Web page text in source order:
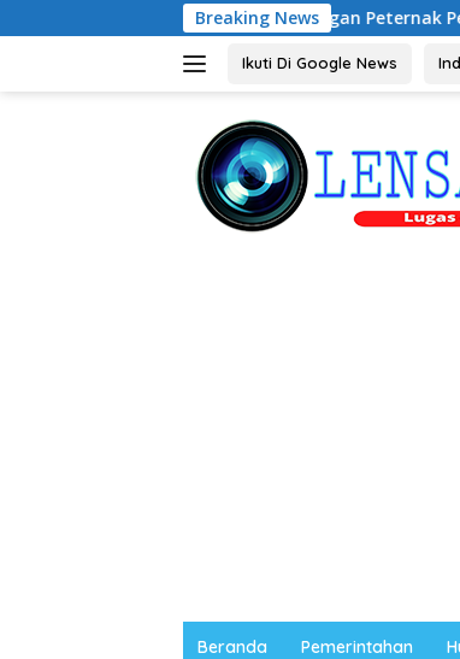
ke
Breaking News
Audiensi dengan Peternak Petelur Magetan,
Ikuti Di Google News
Beranda Pemerintahan